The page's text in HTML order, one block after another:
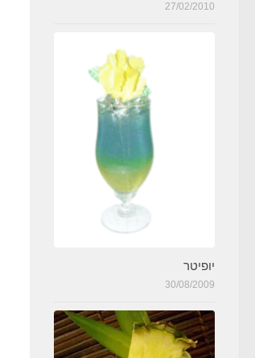
27/02/2010
יופיטר
30/08/2009